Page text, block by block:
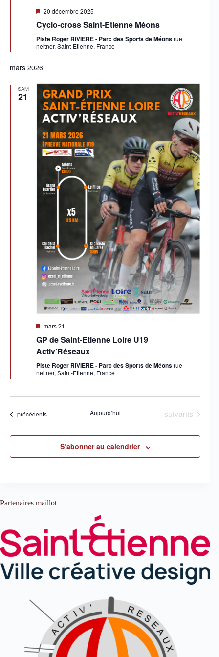
M
s
n
a
20 décembre 2025
Cyclo-cross Saint-Etienne Méons
Piste Roger RIVIERE - Parc des Sports de Méonsrue
neltner, Saint-Etienne, France
mars 2026
SAM
21
M
s
e
n
a
v
t
mars 21
GP de Saint-Etienne Loire U19
Activ’Réseaux
Piste Roger RIVIERE - Parc des Sports de Méonsrue
neltner, Saint-Etienne, France
Évènements
précédents Aujourd’hui Évènements
suivants
S’abonner au calendrier
Partenaires maillot